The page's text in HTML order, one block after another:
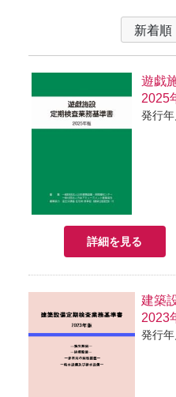
遊戯
2025
発行
詳細を見る
建築
2023
発行